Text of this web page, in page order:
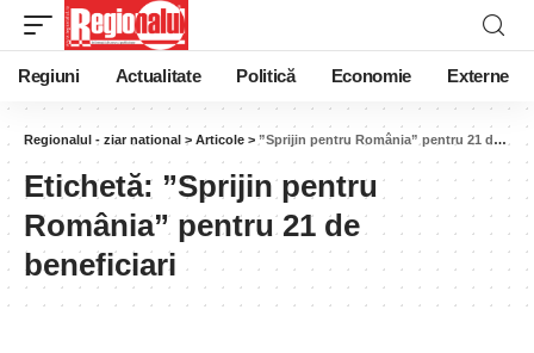
Regiuni Actualitate Politică Economie Externe
Regionalul - ziar national > Articole > ”Sprijin pentru România” pentru 21 de beneficiari
Etichetă: ”Sprijin pentru
România” pentru 21 de
beneficiari